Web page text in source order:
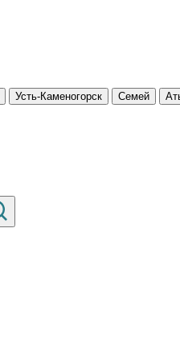
Усть-Каменогорск Семей